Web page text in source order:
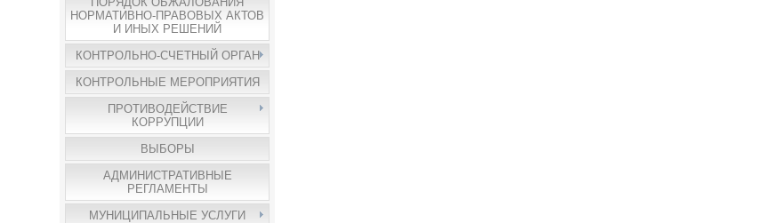
НОРМАТИВНО-ПРАВОВЫХ АКТОВ
И ИНЫХ РЕШЕНИЙ
КОНТРОЛЬНО-СЧЕТНЫЙ ОРГАН
КОНТРОЛЬНЫЕ МЕРОПРИЯТИЯ
ПРОТИВОДЕЙСТВИЕ
КОРРУПЦИИ
ВЫБОРЫ
АДМИНИСТРАТИВНЫЕ
РЕГЛАМЕНТЫ
МУНИЦИПАЛЬНЫЕ УСЛУГИ